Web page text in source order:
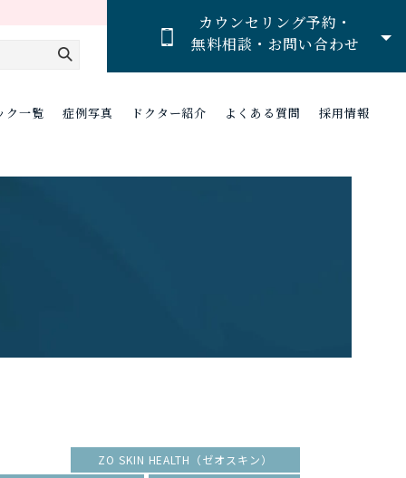
カウンセリング予約・
無料相談・お問い合わせ
ク一覧 症例写真 ドクター紹介 よくある質問 採用情報
ZO SKIN HEALTH（ゼオスキン）